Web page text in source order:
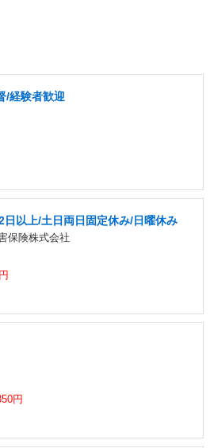
/経験者歓迎
以上/土日両日固定休み/日曜休み
保険株式会社
円